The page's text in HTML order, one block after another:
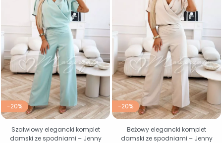
-20%
Szałwiowy elegancki komplet
damski ze spodniami – Jenny
-20%
Beżowy elegancki komplet
damski ze spodniami – Jenny